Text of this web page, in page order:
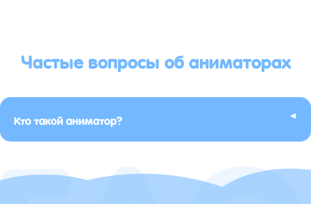
Частые вопросы об аниматорах
Кто такой аниматор? ▸